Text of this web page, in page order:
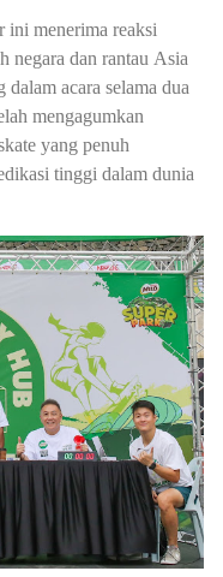
ini menerima reaksi
negara dan rantau Asia
acara selama dua
mengagumkan
yang penuh
tinggi dalam dunia